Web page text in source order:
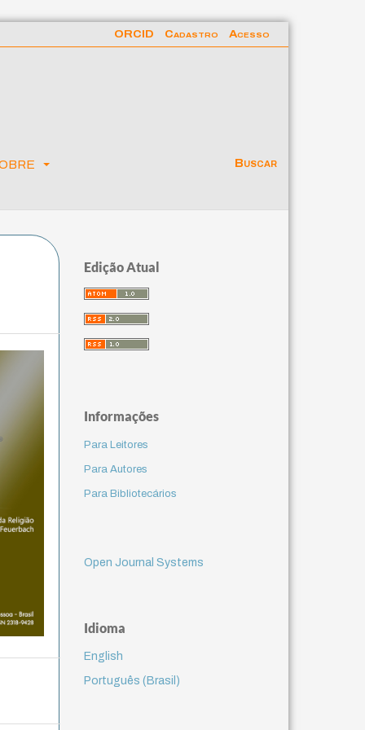
Buscar
ORCID Cadastro Acesso
Edição Atual
Informações
Para Leitores
Para Autores
Para Bibliotecários
Open Journal Systems
Idioma
English
Português (Brasil)